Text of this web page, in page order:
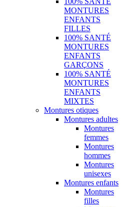
MONTURES
ENFANTS
FILLES
100% SANTÉ
MONTURES
ENFANTS
GARÇONS
100% SANTÉ
MONTURES
ENFANTS
MIXTES
Montures otiques
Montures adultes
Montures
femmes
Montures
hommes
Montures
unisexes
Montures enfants
Montures
filles